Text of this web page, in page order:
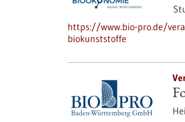
https://www.bio-pro.de/
biokunststoffe